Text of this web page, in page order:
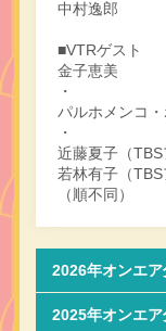
中村逸郎
■VTRゲスト
金子恵美
・
パルホメンコ
・
近藤夏子（TBS
若林有子（TBS
（順不同）
2026年オンエア
2025年オンエア